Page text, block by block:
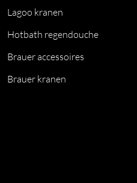
Lagoo kranen
Hotbath regendouche
Brauer accessoires
Brauer kranen